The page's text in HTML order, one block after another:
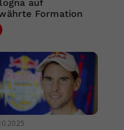
auf
Formation